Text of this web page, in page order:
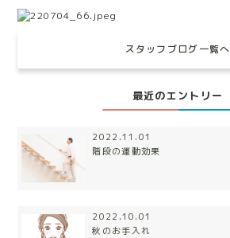
スタッフブログ一覧へ
最近のエントリー
2022.11.01
階段の運動効果
2022.10.01
秋のお手入れ